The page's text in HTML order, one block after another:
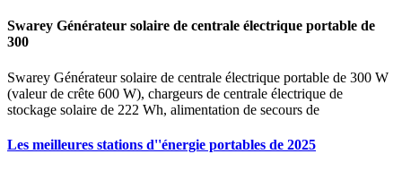
Swarey Générateur solaire de centrale électrique portable de
300
Swarey Générateur solaire de centrale électrique portable de 300 W
(valeur de crête 600 W), chargeurs de centrale électrique de
stockage solaire de 222 Wh, alimentation de secours de
Les meilleures stations d''énergie portables de 2025